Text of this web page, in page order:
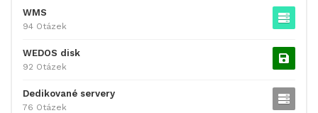
WMS
94 Otázek
WEDOS disk
92 Otázek
Dedikované servery
76 Otázek